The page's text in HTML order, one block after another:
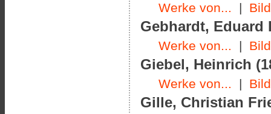
Werke von... |
Gebhardt, Eduard
Werke von... |
Giebel, Heinrich
Werke von... |
Gille, Christian